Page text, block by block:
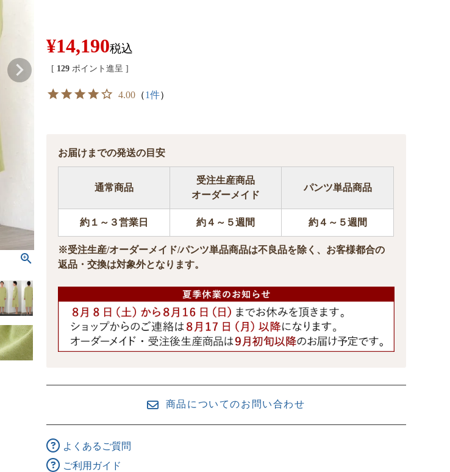
¥14,190税込
[ 129 ポイント進呈 ]
4.00 （1件）
お届けまでの発送の目安
通常商品
受注生産商品
オーダーメイド
パンツ単品商品
約１～３営業日 約４～５週間 約４～５週間
※受注生産/オーダーメイド/パンツ単品商品は不良品を除く、お客様都合の
返品・交換は対象外となります。
商品についてのお問い合わせ
よくあるご質問
ご利用ガイド